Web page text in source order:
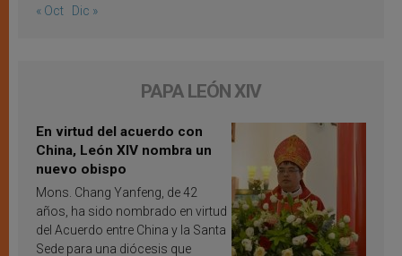
« Oct Dic »
PAPA LEÓN XIV
En virtud del acuerdo con
China, León XIV nombra un
nuevo obispo
Mons. Chang Yanfeng, de 42
años, ha sido nombrado en virtud
del Acuerdo entre China y la Santa
Sede para una diócesis que